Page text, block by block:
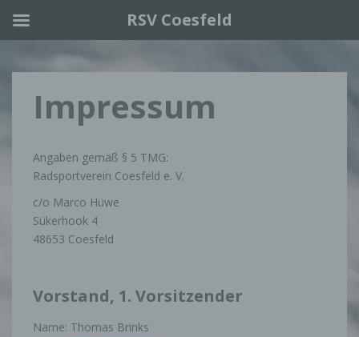
Impressum
Angaben gemäß § 5 TMG:
Radsportverein Coesfeld e. V.
c/o Marco Hüwe
Sükerhook 4
48653 Coesfeld
Vorstand, 1. Vorsitzender
Name: Thomas Brinks
RSV Coesfeld